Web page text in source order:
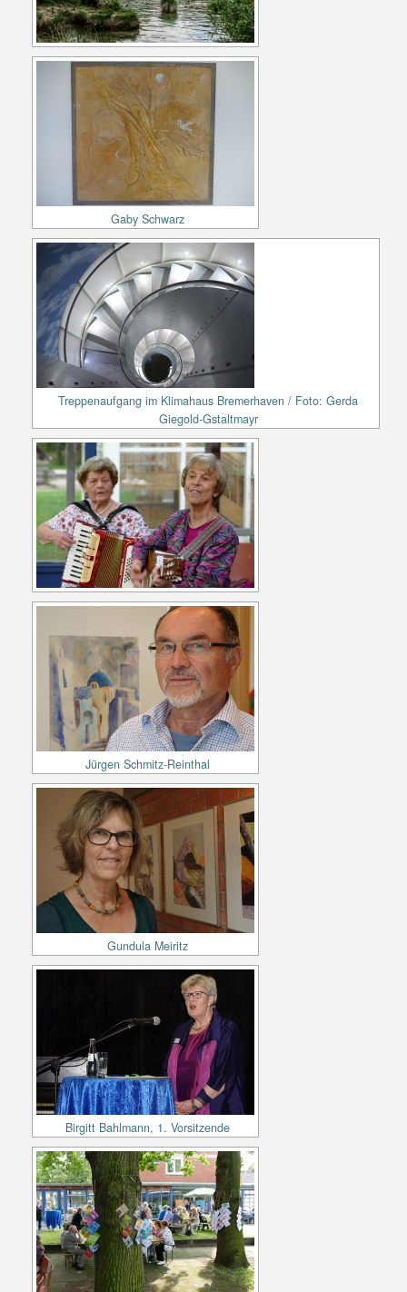
Gaby Schwarz
Treppenaufgang im Klimahaus Bremerhaven / Foto: Gerda
Giegold-Gstaltmayr
Jürgen Schmitz-Reinthal
Gundula Meiritz
Birgitt Bahlmann, 1. Vorsitzende